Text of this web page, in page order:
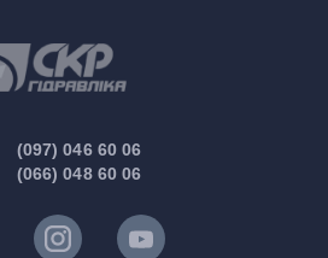
(097) 046 60 06
(066) 048 60 06